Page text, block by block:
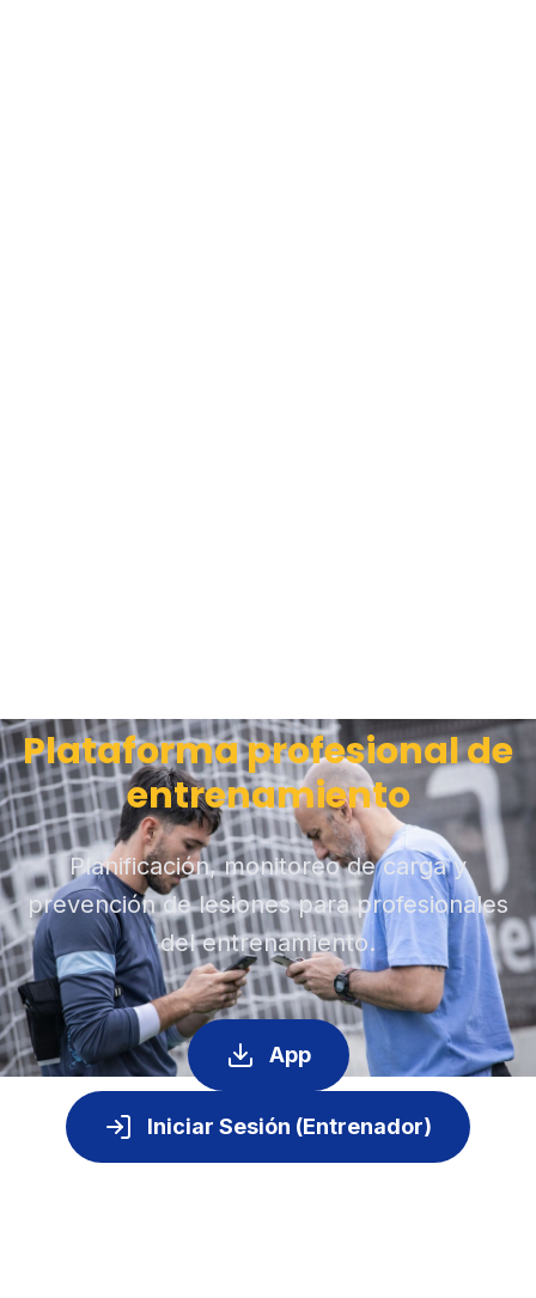
Plataforma profesional de
entrenamiento
Planificación, monitoreo de carga y
prevención de lesiones para profesionales
del entrenamiento.
App
Iniciar Sesión (Entrenador)